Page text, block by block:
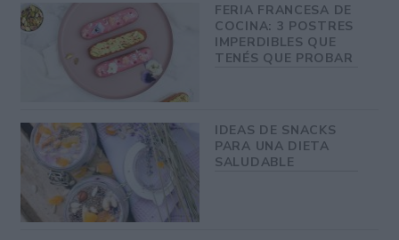
FERIA FRANCESA DE
COCINA: 3 POSTRES
IMPERDIBLES QUE
TENÉS QUE PROBAR
IDEAS DE SNACKS
PARA UNA DIETA
SALUDABLE